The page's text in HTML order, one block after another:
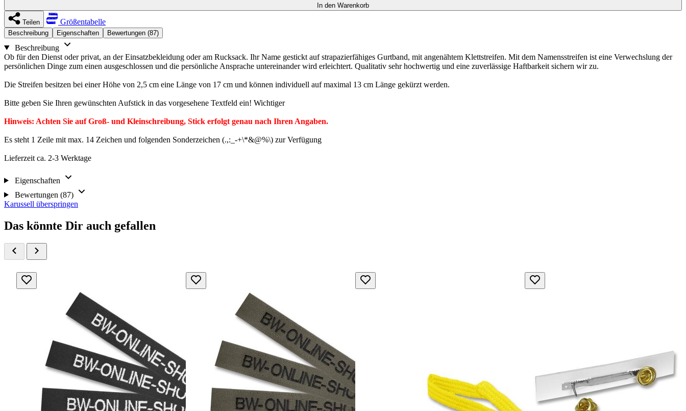
In den Warenkorb
Teilen Größentabelle
Beschreibung Eigenschaften Bewertungen (87)
Beschreibung
Ob für den Dienst oder privat, an der Einsatzbekleidung oder am Rucksack. Ihr Name gestickt auf strapazierfähiges Gurtband, mit angenähtem Klettstreifen. Mit dem Namensstreifen ist eine Verwechslung der
persönlichen Dinge zum einen ausgeschlossen und die persönliche Ansprache untereinander wird erleichtert. Qualitativ sehr hochwertig und eine zuverlässige Haftbarkeit sichern wir zu.
Die Streifen besitzen bei einer Höhe von 2,5 cm eine Länge von 17 cm und können individuell auf maximal 13 cm Länge gekürzt werden.
Bitte geben Sie Ihren gewünschten Aufstick in das vorgesehene Textfeld ein! Wichtiger
Hinweis: Achten Sie auf Groß- und Kleinschreibung, Stick erfolgt genau nach Ihren Angaben.
Es steht 1 Zeile mit max. 14 Zeichen und folgenden Sonderzeichen (.,:_-+\*&@%\) zur Verfügung
Lieferzeit ca. 2-3 Werktage
Eigenschaften
Bewertungen (87)
Karussell überspringen
Das könnte Dir auch gefallen